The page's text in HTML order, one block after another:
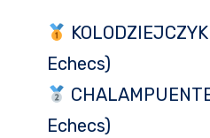
Echecs)
Echecs)